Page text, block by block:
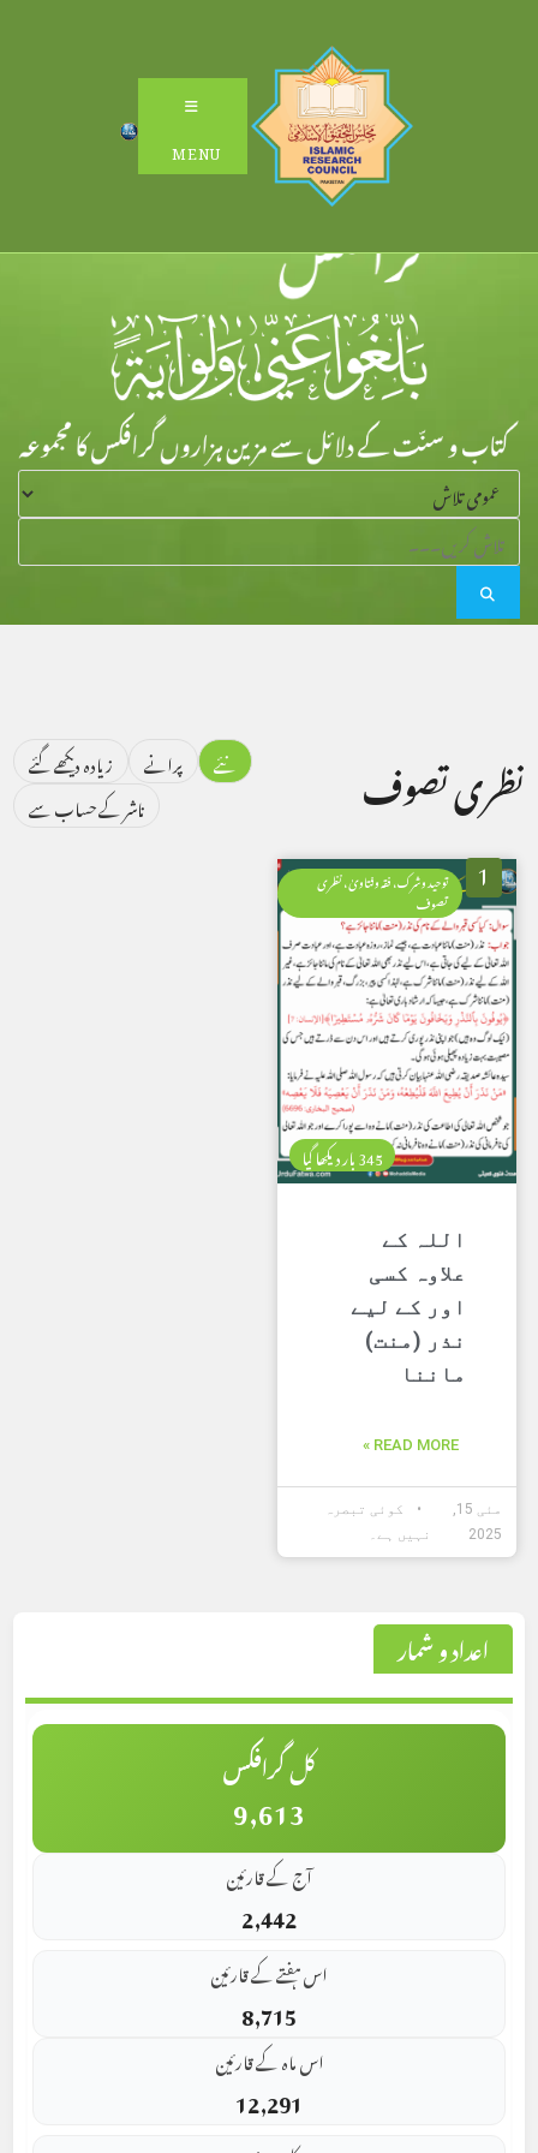
MENU
نظری تصوف نئے پرانے
زیادہ دیکھے گئے
ناشر کے حساب سے
1 توحید وشرک، فقہ وفتاویٰ، نظری
تصوف
345 بار دیکھا گیا
اللہ کے
علاوہ کسی
اور کے لیے
نذر (منت)
ماننا
READ MORE »
مئی 15,
2025
کوئی تبصرہ
نہیں ہے۔
اعداد و شمار
کل گرافکس
9,613
آج کے قارئین
2,442
اس ہفتے کے قارئین
8,715
اس ماہ کے قارئین
12,291